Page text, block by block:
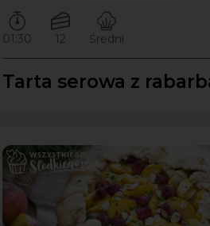
Czas przygotowywania:
01:30
Ilość porcji:
12
Poziom trudności:
Średni
Tarta serowa z